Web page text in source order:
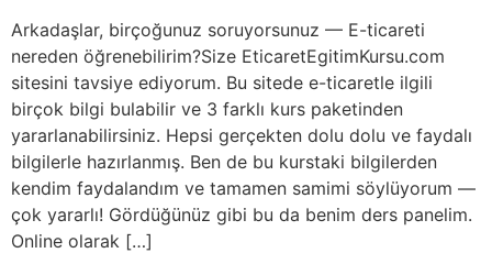
Arkadaşlar, birçoğunuz soruyorsunuz — E-ticareti
nereden öğrenebilirim?Size EticaretEgitimKursu.com
sitesini tavsiye ediyorum. Bu sitede e-ticaretle ilgili
birçok bilgi bulabilir ve 3 farklı kurs paketinden
yararlanabilirsiniz. Hepsi gerçekten dolu dolu ve faydalı
bilgilerle hazırlanmış. Ben de bu kurstaki bilgilerden
kendim faydalandım ve tamamen samimi söylüyorum —
çok yararlı! Gördüğünüz gibi bu da benim ders panelim.
Online olarak […]